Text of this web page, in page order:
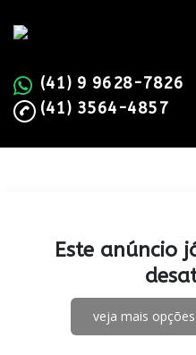
(41) 9 9628-7826
(41) 3564-4857
Este anúncio
veja mais